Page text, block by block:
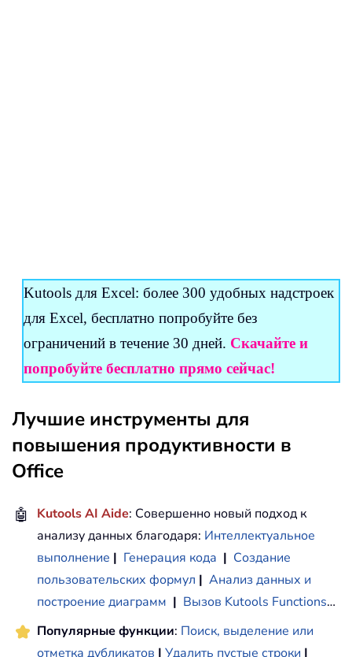
Kutools для Excel: более 300 удобных надстроек
для Excel, бесплатно попробуйте без
ограничений в течение 30 дней. Скачайте и
попробуйте бесплатно прямо сейчас!
Лучшие инструменты для
повышения продуктивности в
Office
🤖 Kutools AI Aide: Совершенно новый подход к
анализу данных благодаря: Интеллектуальное
выполнение | Генерация кода | Создание
пользовательских формул | Анализ данных и
построение диаграмм | Вызов Kutools Functions…
Популярные функции: Поиск, выделение или
отметка дубликатов | Удалить пустые строки |